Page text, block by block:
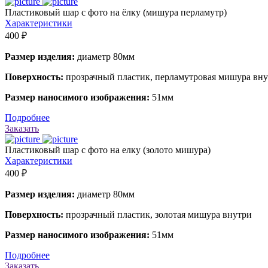
Пластиковый шар с фото на ёлку (мишура перламутр)
Характеристики
400 ₽
Размер изделия: диаметр 80мм
Поверхность: прозрачный пластик, перламутровая мишура
Размер наносимого изображения: 51мм
Подробнее
Заказать
Пластиковый шар с фото на елку (золото мишура)
Характеристики
400 ₽
Размер изделия: диаметр 80мм
Поверхность: прозрачный пластик, золотая мишура внутри
Размер наносимого изображения: 51мм
Подробнее
Заказать